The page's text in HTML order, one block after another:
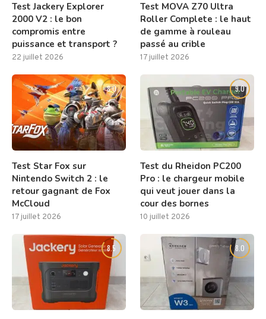
Test Jackery Explorer
2000 V2 : le bon
compromis entre
puissance et transport ?
22 juillet 2026
Test MOVA Z70 Ultra
Roller Complete : le haut
de gamme à rouleau
passé au crible
17 juillet 2026
8.0
Test Star Fox sur
Nintendo Switch 2 : le
retour gagnant de Fox
McCloud
17 juillet 2026
9.0
Test du Rheidon PC200
Pro : le chargeur mobile
qui veut jouer dans la
cour des bornes
10 juillet 2026
8.5 8.0